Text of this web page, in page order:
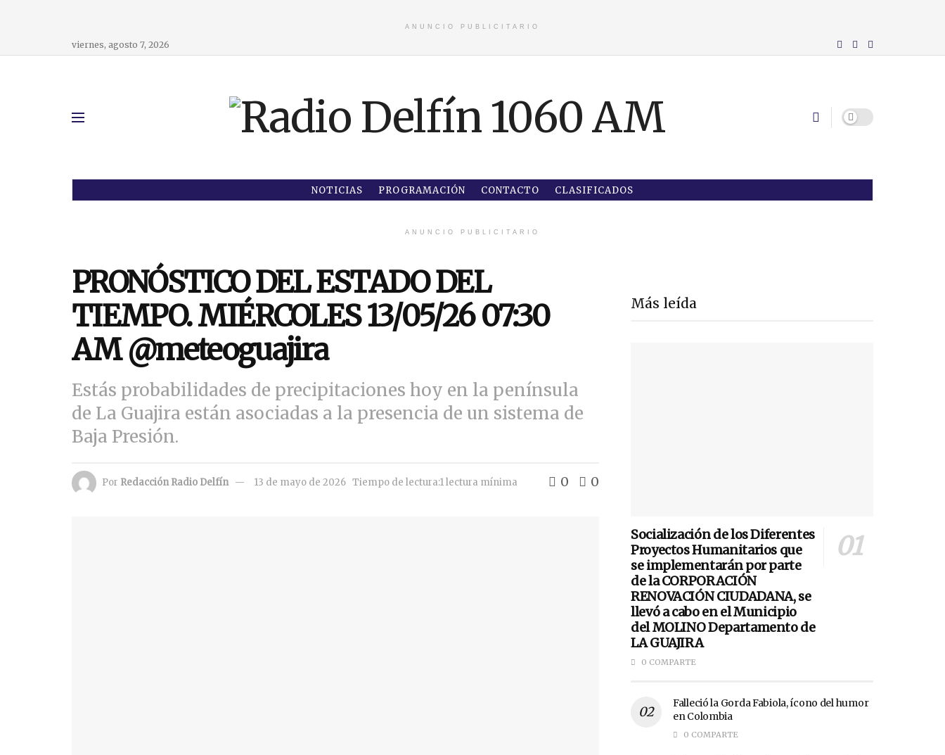
ANUNCIO PUBLICITARIO
viernes, agosto 7, 2026
NOTICIAS PROGRAMACIÓN CONTACTO CLASIFICADOS
ANUNCIO PUBLICITARIO
PRONÓSTICO DEL ESTADO DEL
TIEMPO. MIÉRCOLES 13/05/26 07:30
AM @meteoguajira
Estás probabilidades de precipitaciones hoy en la península
de La Guajira están asociadas a la presencia de un sistema de
Baja Presión.
Por Redacción Radio Delfín 13 de mayo de 2026 Tiempo de lectura:1 lectura mínima 0 0
Más leída
Socialización de los Diferentes
Proyectos Humanitarios que
se implementarán por parte
de la CORPORACIÓN
RENOVACIÓN CIUDADANA, se
llevó a cabo en el Municipio
del MOLINO Departamento de
LA GUAJIRA
0 COMPARTE
Falleció la Gorda Fabiola, ícono del humor
en Colombia
0 COMPARTE